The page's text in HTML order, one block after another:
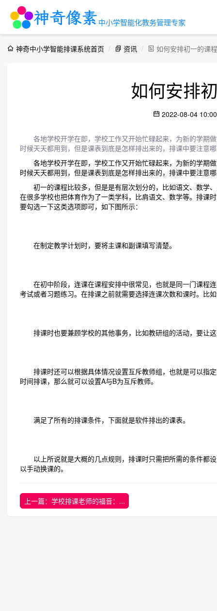
中小学智能化教务管理专家
神奇中小学智能排课系统首页 资讯 如何安排初一的课
如何安排
2022-08-04
各地学校开学在即，学校工作又开始忙碌起来，为新的学期
时候天天都用到，但是课表到底是怎样排出来的，排课中要注意
各地学校开学在即，学校工作又开始忙碌起来，为新的学期
时候天天都用到，但是课表到底是怎样排出来的，排课中要注意
初一的课程比较多，但是是有层次划分的，比如语文、数学
在很多学校也把体育作为了一类学科，比肩语文、数学等。排课
要勾选一下这类选项即可，如下图所示：
在制定教学计划时，要将主课和副课填写清楚。
在初中阶段，连课在课程安排中很常见，也就是同一门课程
考试或者习题练习。在排课之前就需要选择连课次数和课时。比
排课时也要兼顾学校的其他事务，比如教研组的活动，要让
排课时还可以根据具体情况设置互斥教师组，也就是可以指
时间排课，那么就可以设置A与B为互斥教师。
满足了所有的排课条件，下面就是软件排出的课表。
以上所说就是大概的几点规则，排课时只需把所需的条件都
以手动换课的。
上一篇：学校排课老师的福音：...